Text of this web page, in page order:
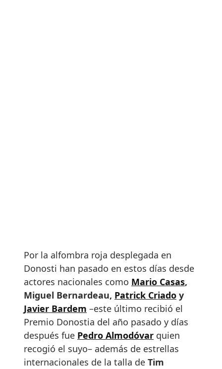
Por la alfombra roja desplegada en
Donosti han pasado en estos días desde
actores nacionales como Mario Casas,
Miguel Bernardeau, Patrick Criado y
Javier Bardem –este último recibió el
Premio Donostia del año pasado y días
después fue Pedro Almodóvar quien
recogió el suyo– además de estrellas
internacionales de la talla de Tim